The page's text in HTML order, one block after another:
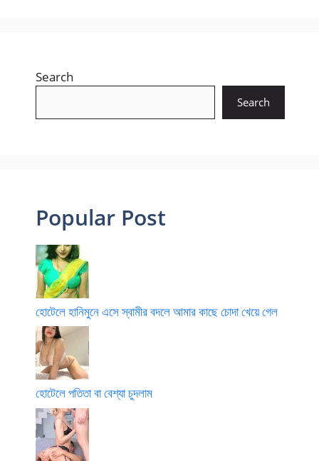
Search
Search
Popular Post
হোটেলে হানিমুনে এসে স্বামীর বদলে আমার কাছে চোদা খেয়ে গেল
হোটেলে পতিতা বা বেশ্যা চুদলাম